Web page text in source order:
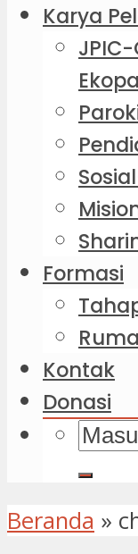
Karya
Formasi
Kontak
Donasi
Beranda »